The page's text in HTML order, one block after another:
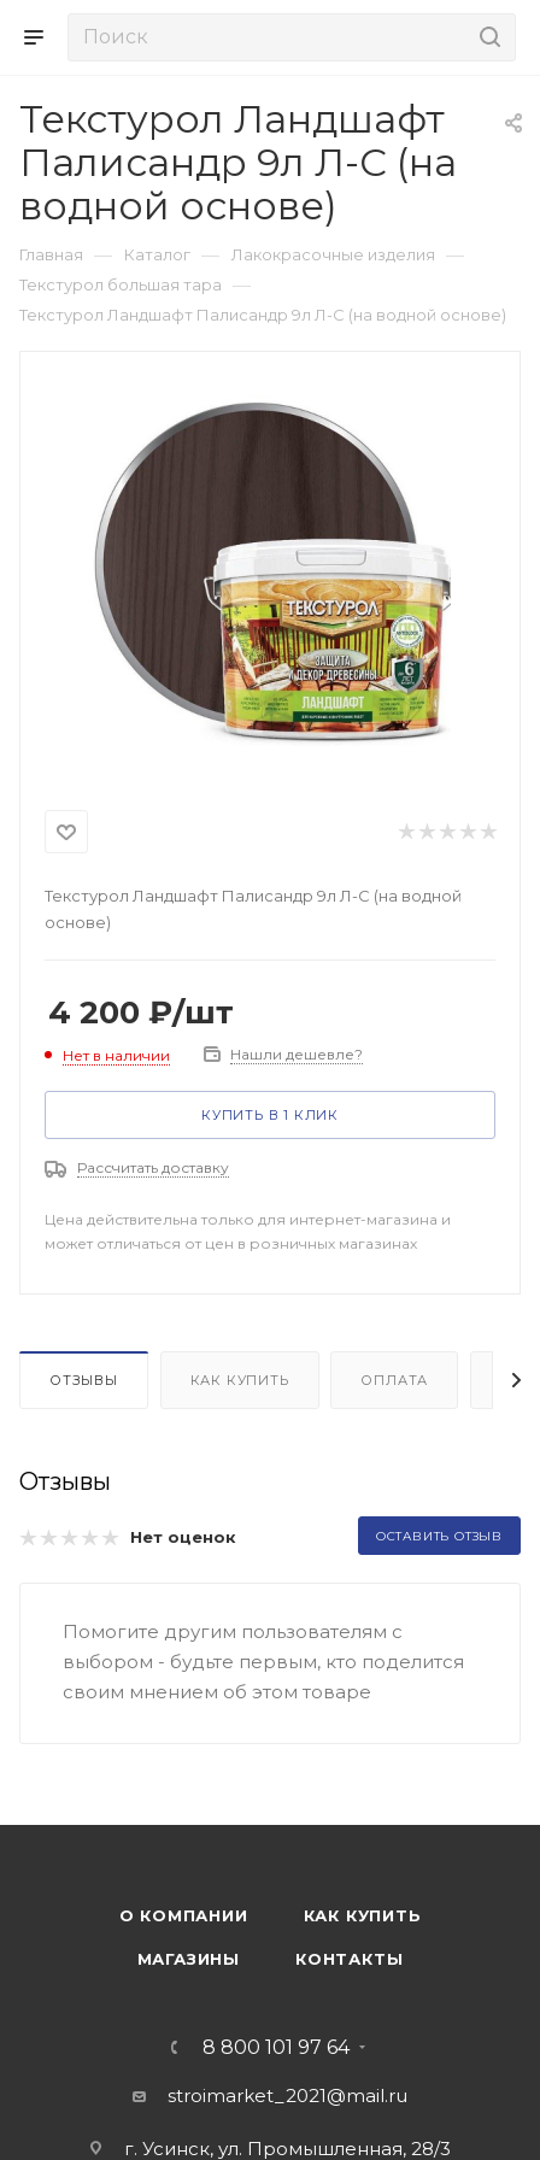
Текстурол Ландшафт
Палисандр 9л Л-С (на
водной основе)
Главная — Каталог — Лакокрасочные изделия —
Текстурол большая тара —
Текстурол Ландшафт Палисандр 9л Л-С (на водной основе)
Текстурол Ландшафт Палисандр 9л Л-С (на водной
основе)
4 200 ₽/шт
Нет в наличии Нашли дешевле?
КУПИТЬ В 1 КЛИК
Рассчитать доставку
Цена действительна только для интернет-магазина и
может отличаться от цен в розничных магазинах
ОТЗЫВЫ КАК КУПИТЬ ОПЛАТА
Отзывы
Нет оценок ОСТАВИТЬ ОТЗЫВ
Помогите другим пользователям с
выбором - будьте первым, кто поделится
своим мнением об этом товаре
О КОМПАНИИ КАК КУПИТЬ
МАГАЗИНЫ КОНТАКТЫ
8 800 101 97 64
stroimarket_2021@mail.ru
г. Усинск, ул. Промышленная, 28/3